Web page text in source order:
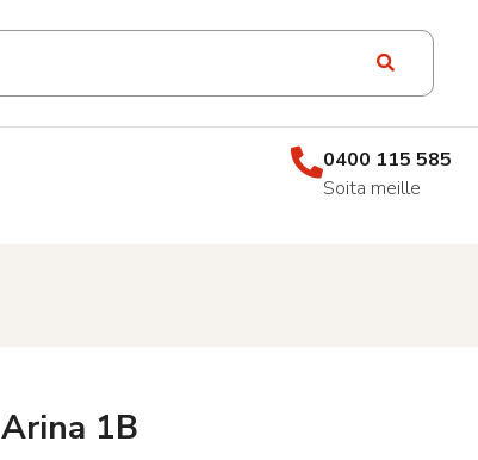
0400 115 585
Soita meille
Arina 1B